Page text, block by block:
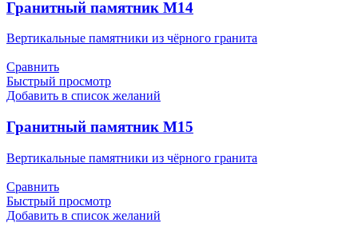
Гранитный памятник М14
Вертикальные памятники из чёрного гранита
Сравнить
Быстрый просмотр
Добавить в список желаний
Гранитный памятник М15
Вертикальные памятники из чёрного гранита
Сравнить
Быстрый просмотр
Добавить в список желаний